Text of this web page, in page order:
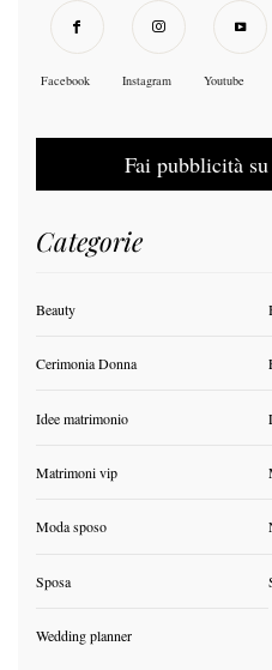
Facebook Instagram Youtube
Fai pubblicità
Categorie
Beauty
Cerimonia Donna
Idee matrimonio
Matrimoni vip
Moda sposo
Sposa
Wedding planner